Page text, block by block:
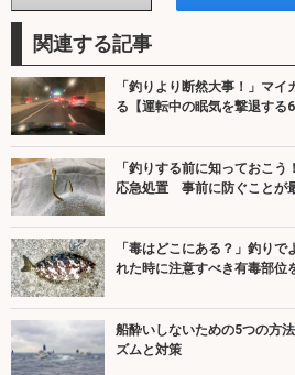
関連する記事
「釣りより断然大事！」マ
る【運転中の眠気を撃退する6
「釣りする前に知っておこ
応急処置 事前に防ぐことが
「毒はどこにある？」釣り
れた時に注意すべき有毒部位
船酔いしないための5つの方
ズムと対策